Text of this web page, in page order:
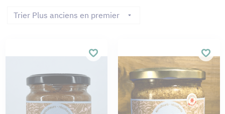
Trier Plus anciens en premier